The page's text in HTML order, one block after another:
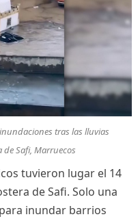
tras las lluvias
Safi, Marruecos
tuvieron lugar el 14
de Safi. Solo una
inundar barrios